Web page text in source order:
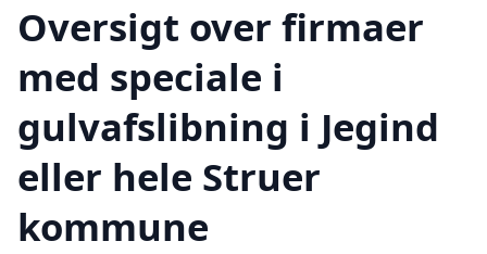
Oversigt over firmaer
med speciale i
gulvafslibning i Jegind
eller hele Struer
kommune